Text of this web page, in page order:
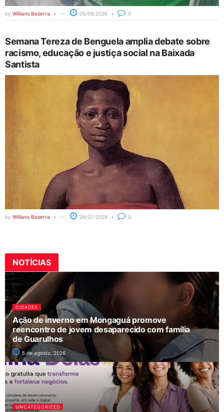
by Willians Bezerra 05/08/2026 0
Semana Tereza de Benguela amplia debate sobre
racismo, educação e justiça social na Baixada
Santista
by Willians Bezerra 28/07/2026 0
NOTÍCIAS
CIDADES
Ação de inverno em Mongaguá promove
reencontro de jovem desaparecido com família
de Guarulhos
5 de agosto, 2026
UNCATEGORIZED